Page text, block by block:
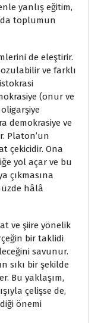
yanlış eğitim,
toplumun
de eleştirir.
ve farklı
(onur ve
demokrasiye ve
Platon’un
çekicidir. Ona
yol açar ve bu
çıkmasına
hâlâ
ve şiire yönelik
bir taklidi
savunur.
sıkı bir şekilde
Bu yaklaşım,
çelişse de,
önemi